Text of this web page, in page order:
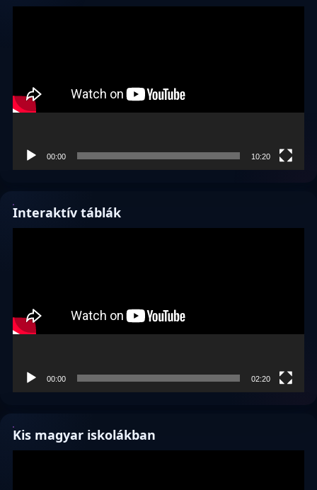
00:00 10:20
Interaktív táblák
00:00 02:20
Kis magyar iskolákban